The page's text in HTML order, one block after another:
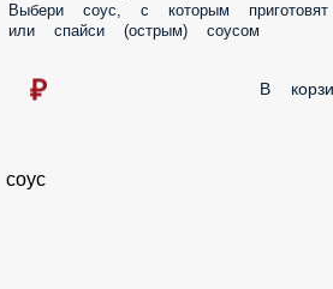
Выбери соус, с которым приготовят
спайси (острым) соусом
₽ В